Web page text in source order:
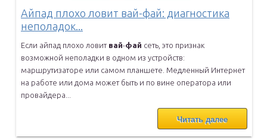
Айпад плохо ловит вай-фай: диагностика
неполадок...
Если айпад плохо ловит вай-фай сеть, это признак
возможной неполадки в одном из устройств:
маршрутизаторе или самом планшете. Медленный Интернет
на работе или дома может быть и по вине оператора или
провайдера...
Читать далее